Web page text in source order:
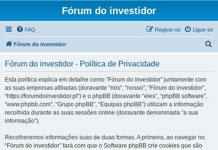
Fórum do investidor
FAQ Ligue-se
Registe-se
Fórum do investidor
Fórum do investidor - Política de Privacidade
Esta política explica em detalhe como “Fórum do investidor” juntamente com
as suas empresas afiliadas (doravante "nós", "nosso", “Fórum do investidor”,
“https://forumdoinvestidor.pt”) e o phpBB (doravante “eles”, “phpBB software”,
“www.phpbb.com”, “Grupo phpBB”, “Equipas phpBB”) utilizam a informação
recolhida durante as suas sessões online (doravante denominada “a sua
informação”).
Recolheremos informações suas de duas formas. A primeira, ao navegar no
“Fórum do investidor” fará com que o Software phpBB crie cookies que são